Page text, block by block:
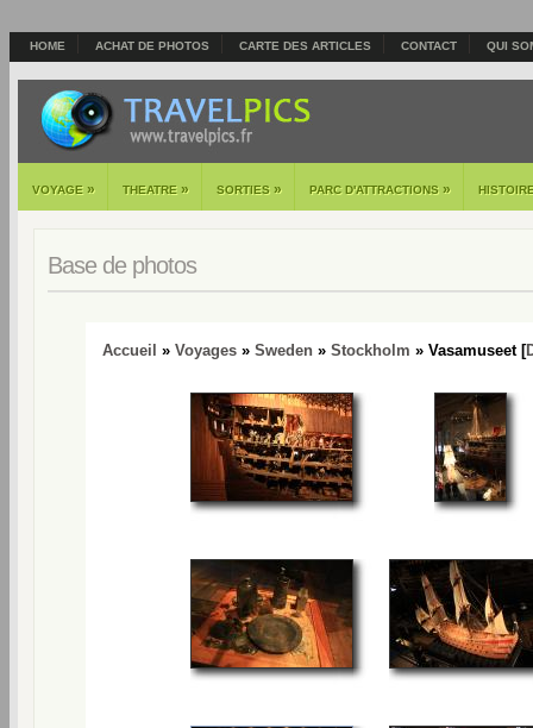
HOME ACHAT DE PHOTOS CARTE DES ARTICLES CONTACT QUI
VOYAGE » THEATRE » SORTIES » PARC D'ATTRACTIONS »
Base de photos
Accueil » Voyages » Sweden » Stockholm » Vasamuseet [